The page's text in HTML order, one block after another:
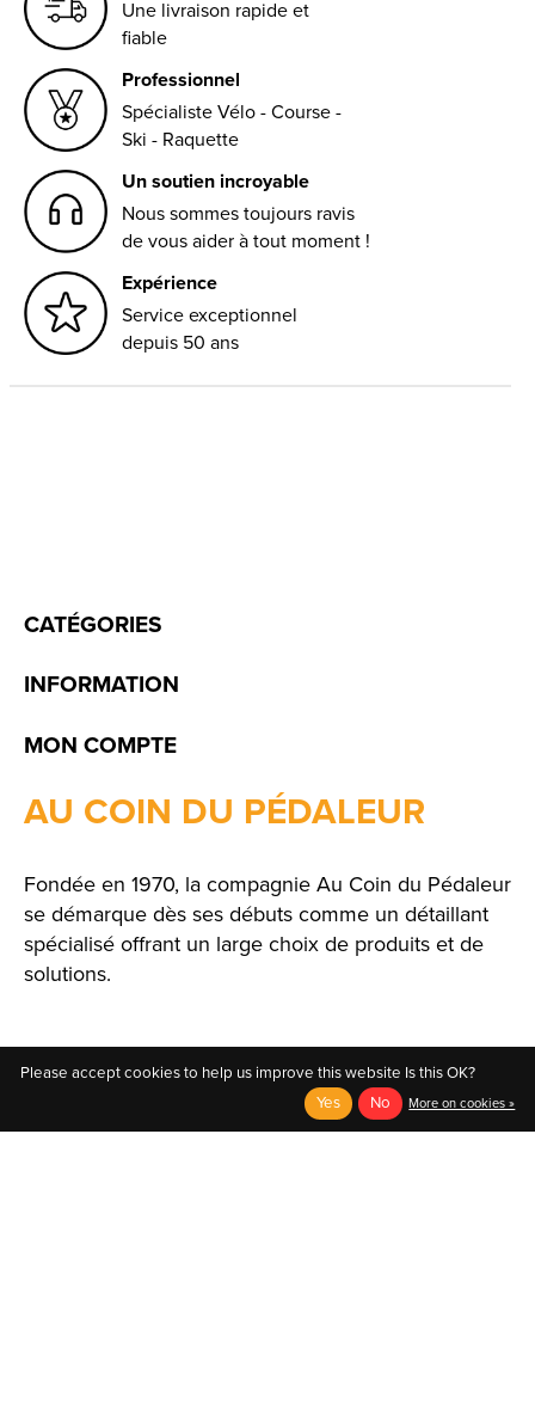
Une livraison rapide et
fiable
Professionnel
Spécialiste Vélo - Course -
Ski - Raquette
Un soutien incroyable
Nous sommes toujours ravis
de vous aider à tout moment !
Expérience
Service exceptionnel
depuis 50 ans
CATÉGORIES
INFORMATION
MON COMPTE
AU COIN DU PÉDALEUR
Fondée en 1970, la compagnie Au Coin du Pédaleur
se démarque dès ses débuts comme un détaillant
spécialisé offrant un large choix de produits et de
solutions.
Please accept cookies to help us improve this website Is this OK?
Yes
No More on cookies »